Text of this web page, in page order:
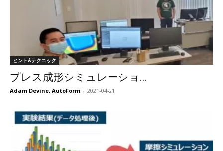
ヒント&テクニック
プレス成形シミュレーショ...
Adam Devine, AutoForm - 2021-04-21